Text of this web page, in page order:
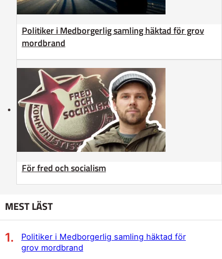
Politiker i Medborgerlig samling häktad för grov
mordbrand
För fred och socialism
MEST LÄST
Politiker i Medborgerlig samling häktad för
grov mordbrand